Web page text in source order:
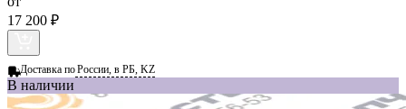
17 200 ₽
Доставка поРоссии, в РБ, KZ
В наличии